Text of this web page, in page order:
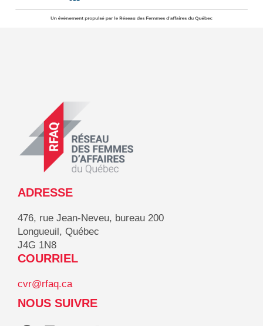
ADRESSE
476, rue Jean-Neveu, bureau 200
Longueuil, Québec
J4G 1N8
COURRIEL
cvr@rfaq.ca
NOUS SUIVRE